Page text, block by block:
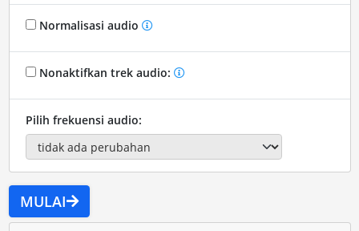
Normalisasi audio
Nonaktifkan trek audio:
Pilih frekuensi audio:
MULAI